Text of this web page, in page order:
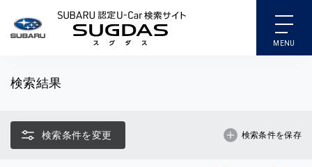
SUBARU 認定U-Car検索
検索結果
検索条件を変更 検索条件を保存